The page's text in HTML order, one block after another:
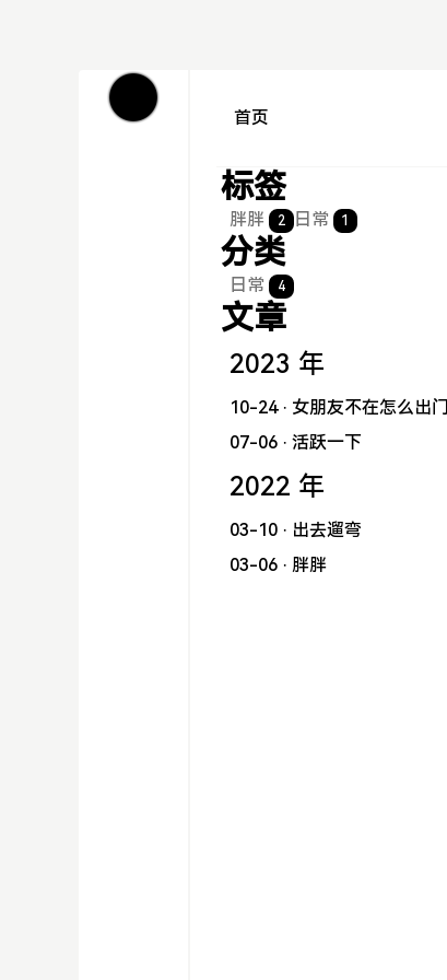
首页
标签
胖胖 2 日常 1
分类
日常 4
文章
2023 年
10-24· 女朋友不在怎么出门
07-06 · 活跃一下
2022 年
03-10 · 出去遛弯
03-06 · 胖胖